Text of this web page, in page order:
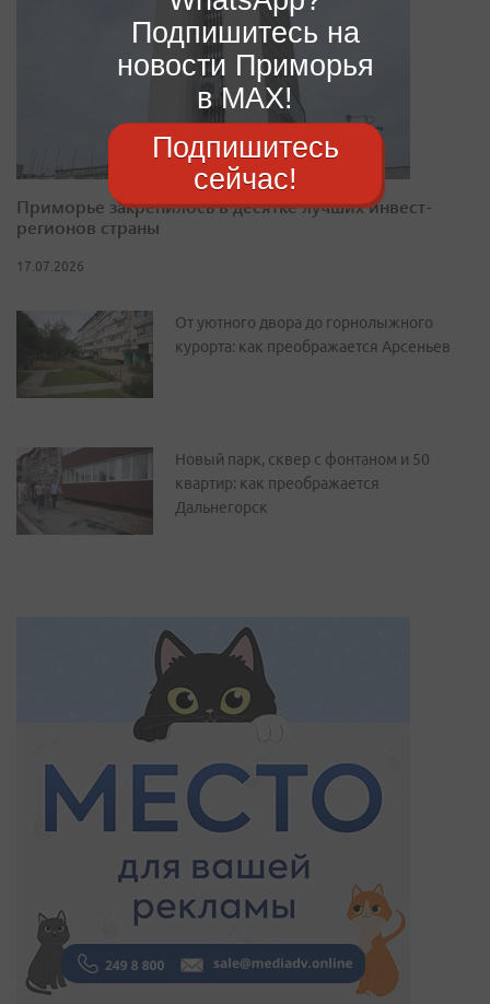
Приморье закрепилось в десятке лучших инвест-
регионов страны
17.07.2026
От уютного двора до горнолыжного
курорта: как преображается Арсеньев
Новый парк, сквер с фонтаном и 50
квартир: как преображается
Дальнегорск
Подпишитесь на
новости Приморья
в MAX!
Подпишитесь
сейчас!